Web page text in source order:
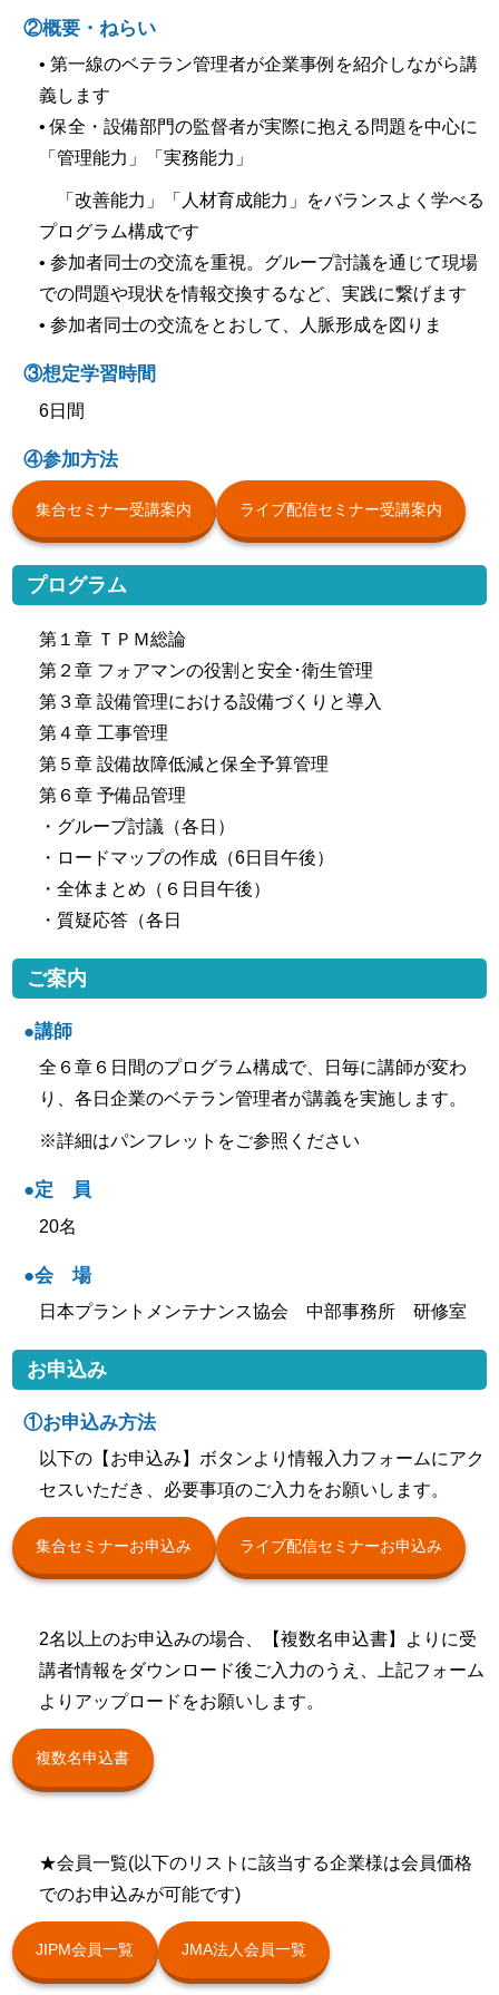
②概要・ねらい
• 第一線のベテラン管理者が企業事例を紹介しながら講
義します
• 保全・設備部門の監督者が実際に抱える問題を中心に
「管理能力」「実務能力」
「改善能力」「人材育成能力」をバランスよく学べる
プログラム構成です
• 参加者同士の交流を重視。グループ討議を通じて現場
での問題や現状を情報交換するなど、実践に繋げます
• 参加者同士の交流をとおして、人脈形成を図りま
③想定学習時間
6日間
④参加方法
集合セミナー受講案内 ライブ配信セミナー受講案内
プログラム
第１章 ＴＰＭ総論
第２章 フォアマンの役割と安全･衛生管理
第３章 設備管理における設備づくりと導入
第４章 工事管理
第５章 設備故障低減と保全予算管理
第６章 予備品管理
・グループ討議（各日）
・ロードマップの作成（6日目午後）
・全体まとめ（６日目午後）
・質疑応答（各日
ご案内
●講師
全６章６日間のプログラム構成で、日毎に講師が変わ
り、各日企業のベテラン管理者が講義を実施します。
※詳細はパンフレットをご参照ください
●定 員
20名
●会 場
日本プラントメンテナンス協会 中部事務所 研修室
お申込み
①お申込み方法
以下の【お申込み】ボタンより情報入力フォームにアク
セスいただき、必要事項のご入力をお願いします。
集合セミナーお申込み ライブ配信セミナーお申込み
2名以上のお申込みの場合、【複数名申込書】よりに受
講者情報をダウンロード後ご入力のうえ、上記フォーム
よりアップロードをお願いします。
複数名申込書
★会員一覧(以下のリストに該当する企業様は会員価格
でのお申込みが可能です)
JIPM会員一覧 JMA法人会員一覧